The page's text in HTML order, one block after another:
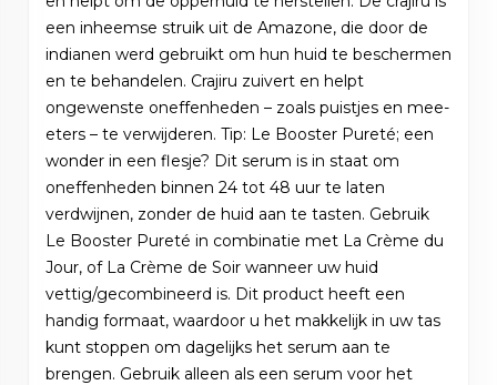
een inheemse struik uit de Amazone, die door de
indianen werd gebruikt om hun huid te beschermen
en te behandelen. Crajiru zuivert en helpt
ongewenste oneffenheden – zoals puistjes en mee-
eters – te verwijderen. Tip: Le Booster Pureté; een
wonder in een flesje? Dit serum is in staat om
oneffenheden binnen 24 tot 48 uur te laten
verdwijnen, zonder de huid aan te tasten. Gebruik
Le Booster Pureté in combinatie met La Crème du
Jour, of La Crème de Soir wanneer uw huid
vettig/gecombineerd is. Dit product heeft een
handig formaat, waardoor u het makkelijk in uw tas
kunt stoppen om dagelijks het serum aan te
brengen. Gebruik alleen als een serum voor het